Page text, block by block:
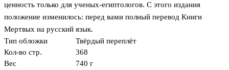
ценность только для ученых-египтологов. С этого издания
положение изменилось: перед вами полный перевод Книги
Мертвых на русский язык.
Тип обложки
Твёрдый переплёт
Кол-во стр.
368
Вес
740 г